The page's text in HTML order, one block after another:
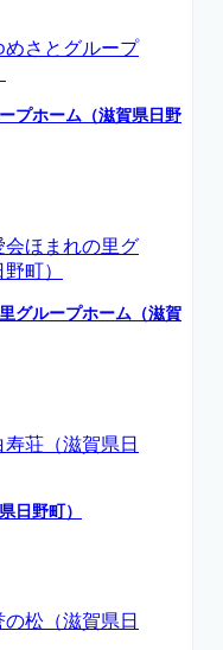
プホーム（滋賀県日野
グループホーム（滋賀
日野町）